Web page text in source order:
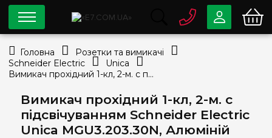
Вимикач прохідний 1-кл, 2-м. c
підсвічуванням Schneider Electric
Unica MGU3.203.30N, Алюміній
0 80033-63-07
info@e7.com.ua
044
Viber Telegram
Головна
Розетки та вимикачі
Schneider Electric
Unica
Вимикач прохідний 1-кл, 2-м. c підсвічуванням Schneider Electric Unica MGU3.203.30N, Алюміній